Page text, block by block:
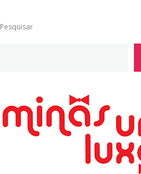
Pesquisar